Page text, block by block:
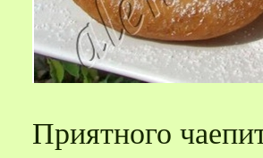
Приятного